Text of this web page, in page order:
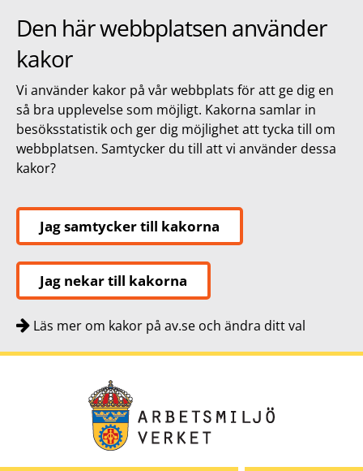
Den här webbplatsen använder
kakor
Vi använder kakor på vår webbplats för att ge dig en
så bra upplevelse som möjligt. Kakorna samlar in
besöksstatistik och ger dig möjlighet att tycka till om
webbplatsen. Samtycker du till att vi använder dessa
kakor?
Jag samtycker till kakorna
Jag nekar till kakorna
Läs mer om kakor på av.se och ändra ditt val